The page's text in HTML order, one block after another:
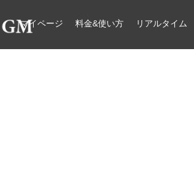
マイページ 料金&使い方 リアルタイム